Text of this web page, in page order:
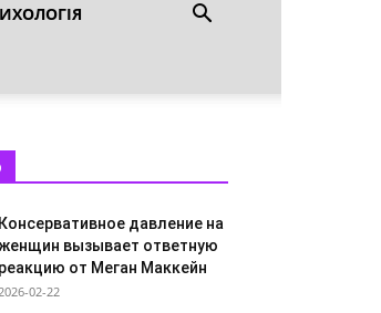
Консервативное давление на
вызывает ответную
реакцию от Меган Маккейн
02-22